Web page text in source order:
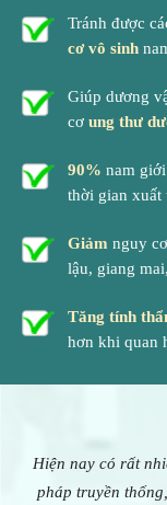
Tránh được
cơ vô sinh
Giúp dương
cơ ung thư
90% nam
thời gian xuất
Giảm nguy
lậu, giang
Tăng tính
hơn khi quan
Hiện nay có rất
pháp truyền